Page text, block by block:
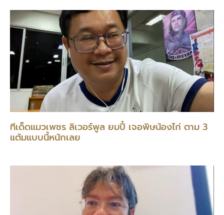
ทีเด็ดแมวเพชร ลิเวอร์พูล ยมปี๋ เจอพิษน้องไก่ ตาม 3
แต้มแบบนี้หนักเลย